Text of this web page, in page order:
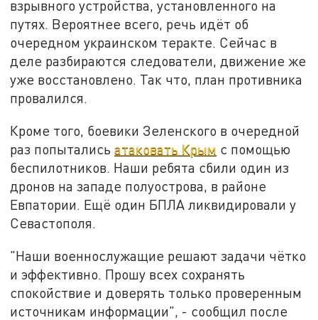
взрывного устройства, установленного на
путях. Вероятнее всего, речь идёт об
очередном украинском теракте. Сейчас в
деле разбираются следователи, движение же
уже восстановлено. Так что, план противника
провалился.
Кроме того, боевики Зеленского в очередной
раз попыталисьатаковать Крым с помощью
беспилотников. Наши ребята сбили один из
дронов на западе полуострова, в районе
Евпатории. Ещё один БПЛА ликвидировали у
Севастополя.
"Наши военнослужащие решают задачи чётко
и эффективно. Прошу всех сохранять
спокойствие и доверять только проверенным
источникам информации", - сообщил после